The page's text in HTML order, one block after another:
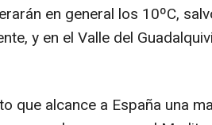
en general los 10ºC,
y en el Valle del
que alcance a España una